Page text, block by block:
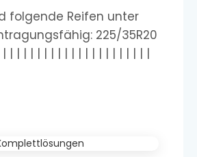
folgende Reifen unter
225/35R20
| | | | | | | | | | | | | | | | | | | | |